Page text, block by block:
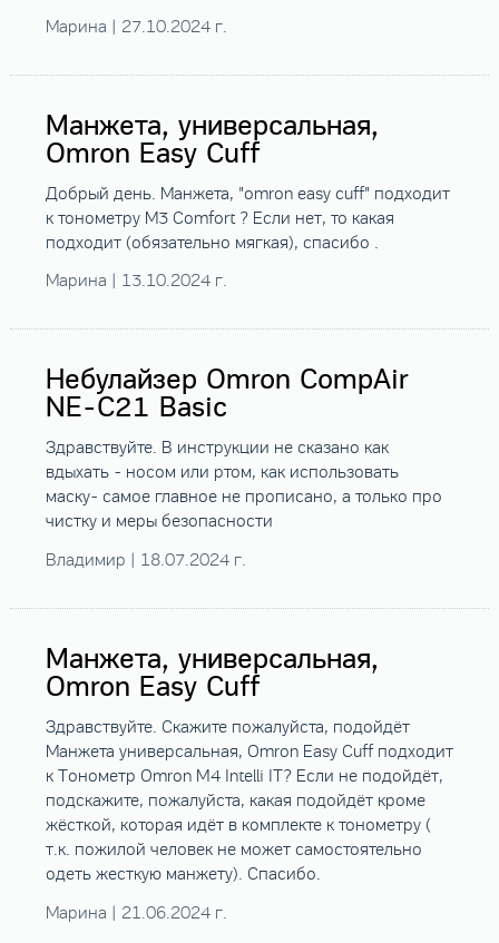
Марина | 27.10.2024 г.
Манжета, универсальная,
Omron Easy Cuff
Добрый день. Манжета, "omron easy сuff" подходит
к тонометру М3 Comfort ? Если нет, то какая
подходит (обязательно мягкая), спасибо .
Марина | 13.10.2024 г.
Небулайзер Omron CompAir
NE-C21 Basic
Здравствуйте. В инструкции не сказано как
вдыхать - носом или ртом, как использовать
маску- самое главное не прописано, а только про
чистку и меры безопасности
Владимир | 18.07.2024 г.
Манжета, универсальная,
Omron Easy Cuff
Здравствуйте. Скажите пожалуйста, подойдёт
Манжета универсальная, Omron Easy Cuff подходит
к Тонометр Omron M4 Intelli IT? Если не подойдёт,
подскажите, пожалуйста, какая подойдёт кроме
жёсткой, которая идёт в комплекте к тонометру (
т.к. пожилой человек не может самостоятельно
одеть жесткую манжету). Спасибо.
Марина | 21.06.2024 г.